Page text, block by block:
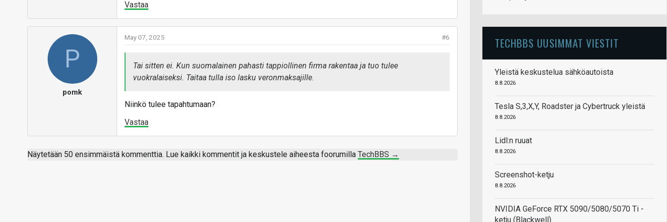
louhio, on hankalaa kuvitella skenaariota jossa sitä ei sijoiteta edullisemman pään siirron
Vastaa
Vastaa
P
pomk
#6
May 07, 2025
Tai sitten ei. Kun suomalainen pahasti tappiollinen firma rakentaa ja tuo tulee
vuokralaiseksi. Taitaa tulla iso lasku veronmaksajille.
Niinkö tulee tapahtumaan?
Vastaa
Näytetään 50 ensimmäistä kommenttia. Lue kaikki kommentit ja keskustele aiheesta foorumilla TechBBS →
TECHBBS UUSIMMAT VIESTIT
Yleistä keskustelua sähköautoista
8.8.2026
Tesla S,3,X,Y, Roadster ja Cybertruck yleistä
8.8.2026
Lidl:n ruuat
8.8.2026
Screenshot-ketju
8.8.2026
NVIDIA GeForce RTX 5090/5080/5070 Ti -
ketju (Blackwell)